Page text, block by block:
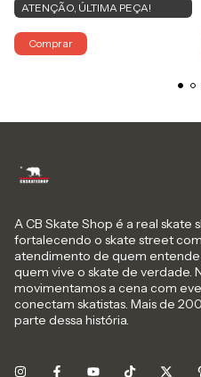
ATENÇÃO, ÚLTIMA PEÇA!
Comprar
A CB Skate Shop é a real skate
fortalecendo o skate street
atendimento de quem
quem vive o skate de verdade.
movimentamos a cena com
conectam skatistas. Mais de
parte dessa história.